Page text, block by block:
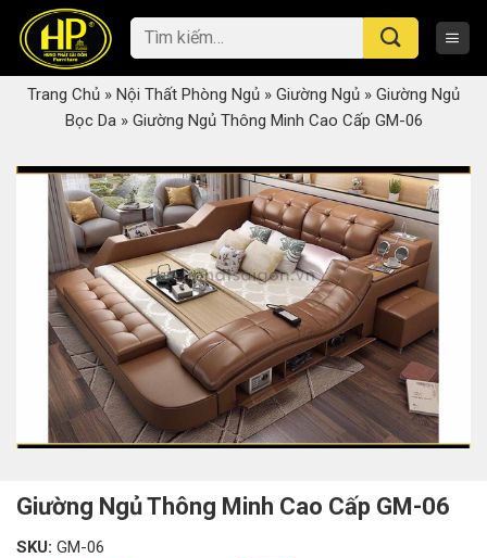
content
Tìm
kiếm:
Trang Chủ » Nội Thất Phòng Ngủ » Giường Ngủ » Giường Ngủ
Bọc Da» Giường Ngủ Thông Minh Cao Cấp GM-06
Giường Ngủ Thông Minh Cao Cấp GM-06
SKU: GM-06